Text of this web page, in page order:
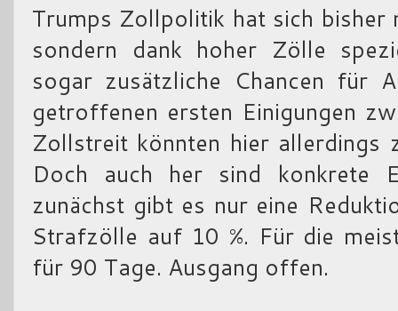
Trumps Zollpolitik hat sich bisher
sondern dank hoher Zölle
sogar zusätzliche Chancen für
getroffenen ersten Einigungen
Zollstreit könnten hier allerdings
Doch auch her sind konkrete
zunächst gibt es nur eine
Strafzölle auf 10 %. Für die
für 90 Tage. Ausgang offen.